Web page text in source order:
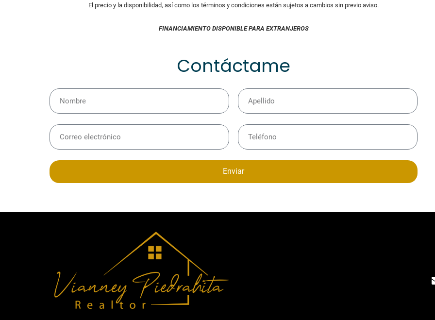
El precio y la disponibilidad, así como los términos y condiciones están sujetos a cambios sin previo aviso.
FINANCIAMIENTO DISPONIBLE PARA EXTRANJEROS
Contáctame
Enviar